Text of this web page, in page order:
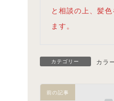
と相談の上、髪
ます。
カテゴリー カラ
前の記事